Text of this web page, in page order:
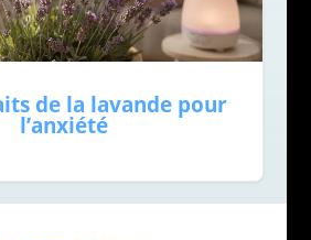
de la lavande pour
l’anxiété